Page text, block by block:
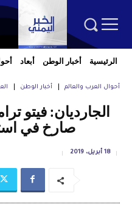
الرئيسية أخبار الوطن أبعاد
أحوال العرب والعالم أخبار الوطن
الجارديان: فيتو
صارخ في
18 أبريل، 2019